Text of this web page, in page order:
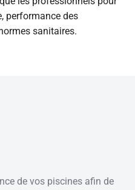
performance des
sanitaires.
de vos piscines afin de